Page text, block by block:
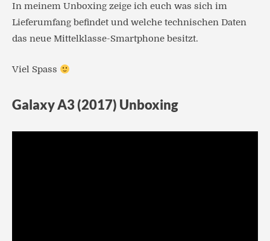
In meinem Unboxing zeige ich euch was sich im
Lieferumfang befindet und welche technischen Daten
das neue Mittelklasse-Smartphone besitzt.
Viel Spass
Galaxy A3 (2017) Unboxing